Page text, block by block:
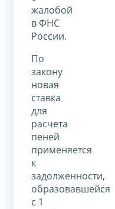
жалобой
в ФНС
России.
По
закону
новая
ставка
для
расчета
пеней
применяется
к
задолженности,
образовавшейся
с 1